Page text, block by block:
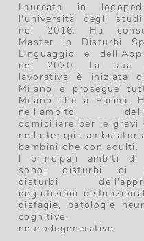
Laureata in
l'università degli
nel 2016. Ha
Master in Disturbi
Linguaggio e
nel 2020. La sua
lavorativa è iniziata
Milano e prosegue
Milano che a Parma.
nell'ambito
domiciliare per le gravi
nella terapia
bambini che con adulti.
I principali ambiti di
sono: disturbi di
disturbi
deglutizioni
disfagie, patologie
cognitive,
neurodegenerative.